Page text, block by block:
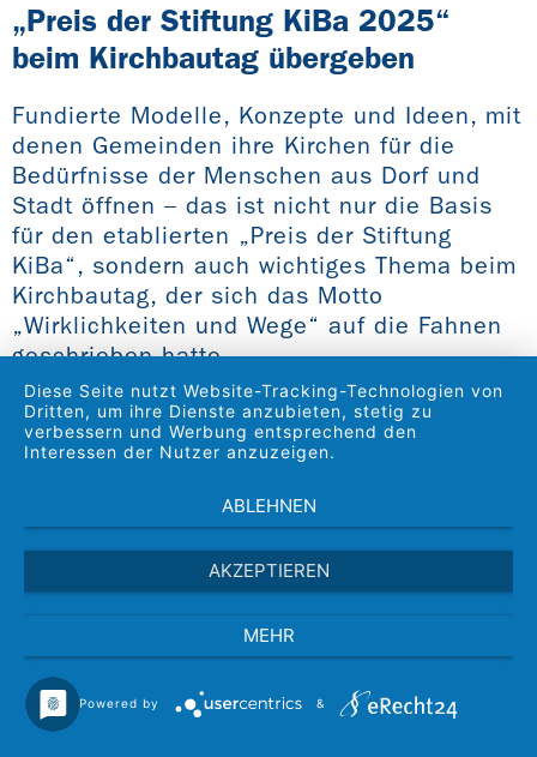
„Preis der Stiftung KiBa 2025“
beim Kirchbautag übergeben
Fundierte Modelle, Konzepte und Ideen, mit
denen Gemeinden ihre Kirchen für die
Bedürfnisse der Menschen aus Dorf und
Stadt öffnen – das ist nicht nur die Basis
für den etablierten „Preis der Stiftung
KiBa“, sondern auch wichtiges Thema beim
Kirchbautag, der sich das Motto
„Wirklichkeiten und Wege“ auf die Fahnen
geschrieben hatte.
Diese Seite nutzt Website-Tracking-Technologien von
Dritten, um ihre Dienste anzubieten, stetig zu
verbessern und Werbung entsprechend den
Interessen der Nutzer anzuzeigen.
ABLEHNEN
AKZEPTIEREN
MEHR
Powered by &